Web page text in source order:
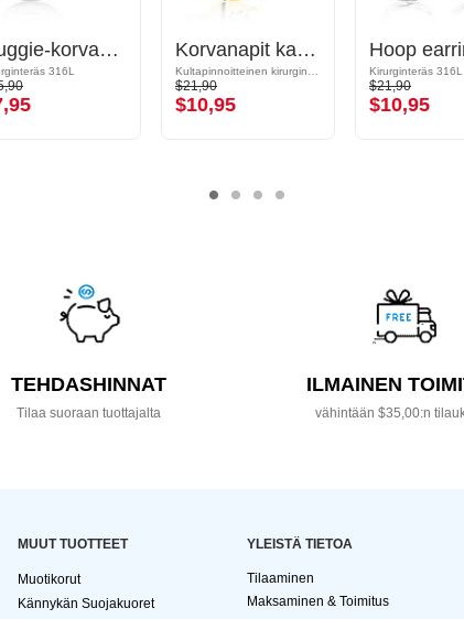
Huggie-korvakorut
316L
Korvanapit kanssa kristallikivet
$21,90
$10,95
Hoop
Kirurginteräs 316L
$21,90
$10,95
TEHDASHINNAT
Tilaa suoraan tuottajalta
ILMAINEN
vähintään $35,00:n
MUUT TUOTTEET
Muotikorut
Kännykän Suojakuoret
YLEISTÄ TIETOA
Tilaaminen
Maksaminen & Toimitus